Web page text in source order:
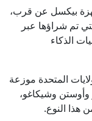
بيكسل عن قرب،
تم شراؤها عبر
الذكاء
داخل الولايات المتحدة موزعة
وأوستن وشيكاغو،
هذا النوع.